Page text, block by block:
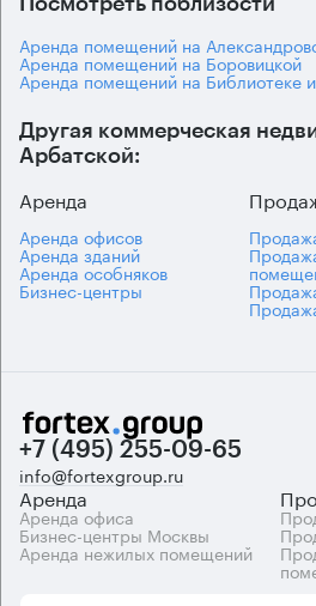
Аренда помещений на
Аренда помещений на Боровицкой
Аренда помещений на Библиотеке
Другая коммерческая
Арбатской:
Аренда
Аренда офисов
Аренда зданий
Аренда особняков
Бизнес-центры
+7 (495) 255-09-65
info@fortexgroup.ru
Аренда
Аренда офиса
Бизнес-центры Москвы
Аренда нежилых помещений